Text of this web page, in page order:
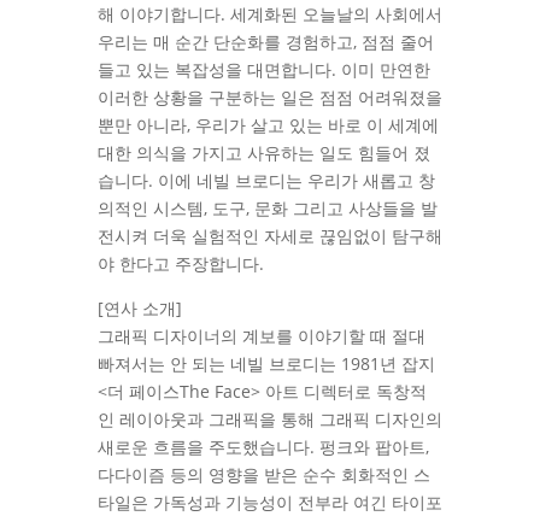
해 이야기합니다. 세계화된 오늘날의 사회에서
우리는 매 순간 단순화를 경험하고, 점점 줄어
들고 있는 복잡성을 대면합니다. 이미 만연한
이러한 상황을 구분하는 일은 점점 어려워졌을
뿐만 아니라, 우리가 살고 있는 바로 이 세계에
대한 의식을 가지고 사유하는 일도 힘들어 졌
습니다. 이에 네빌 브로디는 우리가 새롭고 창
의적인 시스템, 도구, 문화 그리고 사상들을 발
전시켜 더욱 실험적인 자세로 끊임없이 탐구해
야 한다고 주장합니다.
[연사 소개]
그래픽 디자이너의 계보를 이야기할 때 절대
빠져서는 안 되는 네빌 브로디는 1981년 잡지
<더 페이스The Face> 아트 디렉터로 독창적
인 레이아웃과 그래픽을 통해 그래픽 디자인의
새로운 흐름을 주도했습니다. 펑크와 팝아트,
다다이즘 등의 영향을 받은 순수 회화적인 스
타일은 가독성과 기능성이 전부라 여긴 타이포